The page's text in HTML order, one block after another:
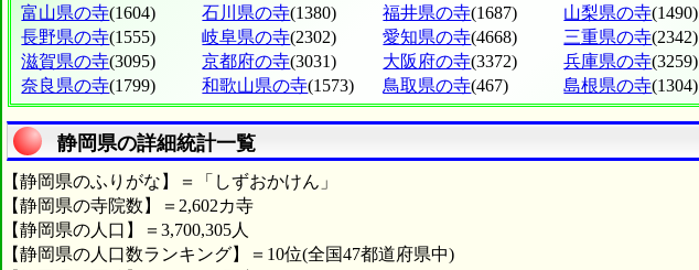
富山県の寺(1604) 石川県の寺(1380) 福井県の寺(1687) 山梨県の寺(1490)
長野県の寺(1555) 岐阜県の寺(2302) 愛知県の寺(4668) 三重県の寺(2342)
滋賀県の寺(3095) 京都府の寺(3031) 大阪府の寺(3372) 兵庫県の寺(3259)
奈良県の寺(1799) 和歌山県の寺(1573) 鳥取県の寺(467) 島根県の寺(1304)
静岡県の詳細統計一覧
【静岡県のふりがな】＝「しずおかけん」
【静岡県の寺院数】＝2,602カ寺
【静岡県の人口】＝3,700,305人
【静岡県の人口数ランキング】＝10位(全国47都道府県中)